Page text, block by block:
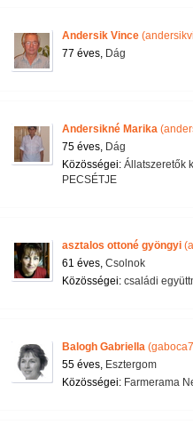
Andersik Vince
77 éves, Dág
Andersikné Marika
75 éves, Dág
Közösségei: Állatszeretők
PECSÉTJE
asztalos ottoné gyöngyi
61 éves, Csolnok
Közösségei: családi
Balogh Gabriella
55 éves, Esztergom
Közösségei: Farmerama